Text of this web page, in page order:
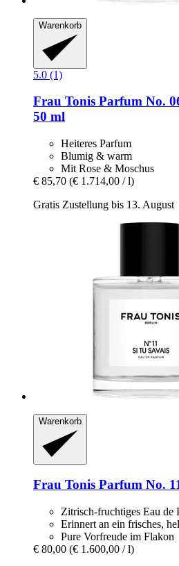
Warenkorb
5.0 (1)
Frau Tonis Parfum No.
50 ml
Heiteres Parfum
Blumig & warm
Mit Rose & Moschus
€ 85,70 (€ 1.714,00 / l)
Gratis Zustellung bis 13. August
Warenkorb
Frau Tonis Parfum No.
Zitrisch-fruchtiges Eau de
Erinnert an ein frisches,
Pure Vorfreude im Flakon
€ 80,00 (€ 1.600,00 / l)